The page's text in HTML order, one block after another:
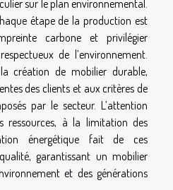
sur le plan environnemental.
étape de la production est
carbone et privilégier
de l’environnement.
création de mobilier durable,
des clients et aux critères de
par le secteur. L’attention
ressources, à la limitation des
énergétique fait de ces
garantissant un mobilier
et des générations